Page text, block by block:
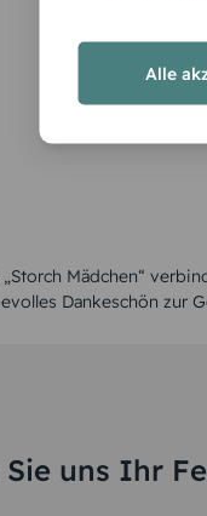
Mädchen“
Dankeschön zur
Sie uns Ihr
Alle